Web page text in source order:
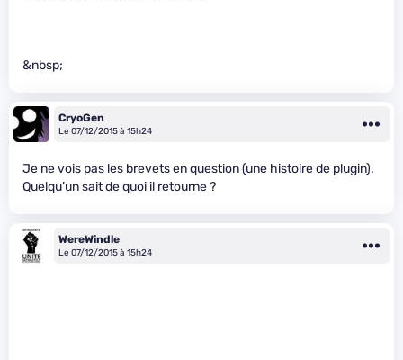
&nbsp;
CryoGen
Le 07/12/2015 à 15h24
Je ne vois pas les brevets en question (une histoire de plugin).
Quelqu’un sait de quoi il retourne ?
WereWindle
Le 07/12/2015 à 15h24